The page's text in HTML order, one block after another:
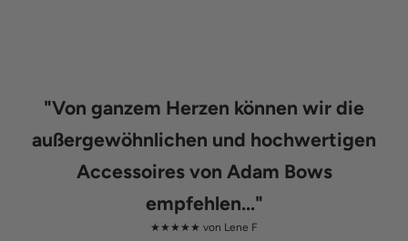
"Von ganzem Herzen können wir die
außergewöhnlichen und hochwertigen
Accessoires von Adam Bows
empfehlen..."
★★★★★ von Lene F